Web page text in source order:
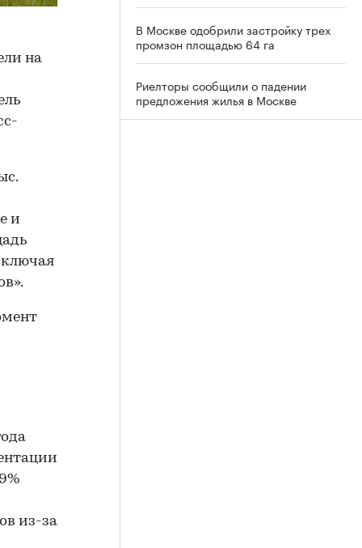
на
и
из-за
В Москве одобрили застройку трех
промзон площадью 64 га
Риелторы сообщили о падении
предложения жилья в Москве